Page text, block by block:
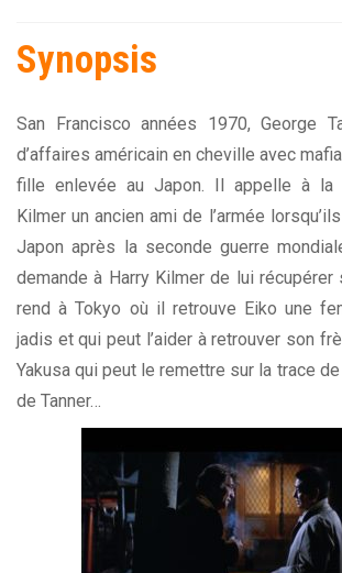
Synopsis
San Francisco années 1970, George
d’affaires américain en cheville avec
fille enlevée au Japon. Il appelle à la
Kilmer un ancien ami de l’armée
Japon après la seconde guerre
demande à Harry Kilmer de lui
rend à Tokyo où il retrouve Eiko une
jadis et qui peut l’aider à retrouver son
Yakusa qui peut le remettre sur la trace
de Tanner…